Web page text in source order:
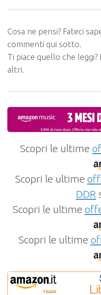
Cosa ne pensi? Fateci
commenti qui sotto.
Ti piace quello che
altri.
Scopri le ultime
Scopri le ultime
DDR
Scopri le ultime
Scopri le ultime